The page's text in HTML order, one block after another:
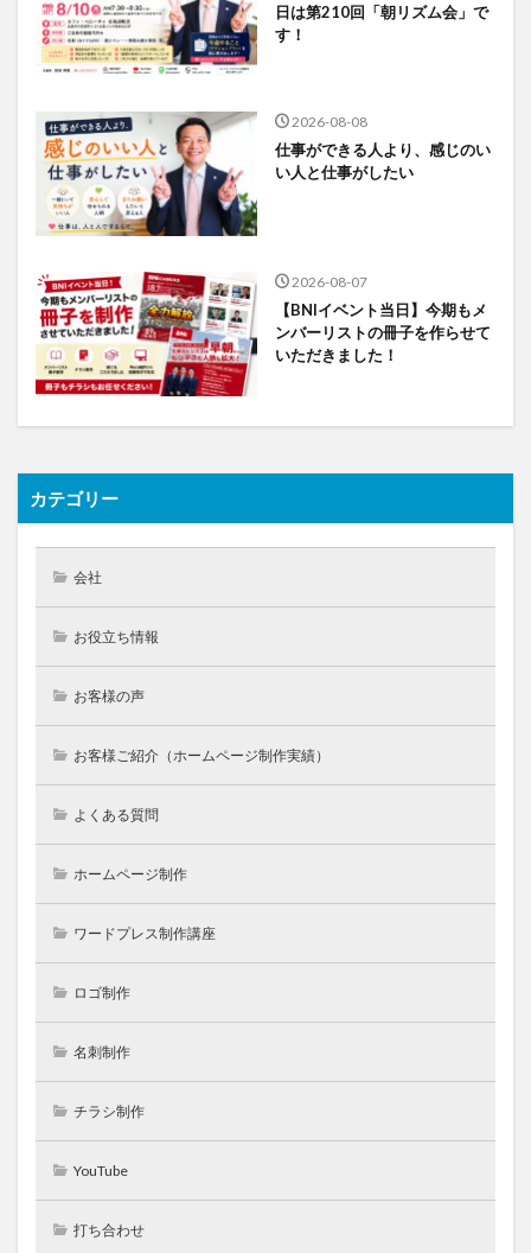
日は第210回「朝リズム会」で
す！
2026-08-08
仕事ができる人より、感じのい
い人と仕事がしたい
2026-08-07
【BNIイベント当日】今期もメ
ンバーリストの冊子を作らせて
いただきました！
カテゴリー
会社
お役立ち情報
お客様の声
お客様ご紹介（ホームページ制作実績）
よくある質問
ホームページ制作
ワードプレス制作講座
ロゴ制作
名刺制作
チラシ制作
YouTube
打ち合わせ